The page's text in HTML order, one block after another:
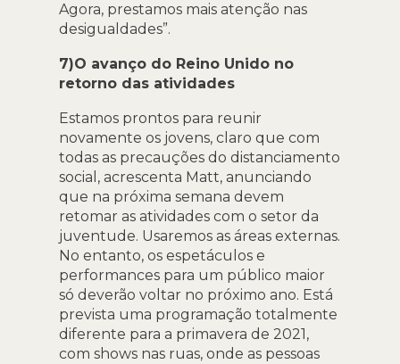
Agora, prestamos mais atenção nas
desigualdades”.
7)O avanço do Reino Unido no
retorno das atividades
Estamos prontos para reunir
novamente os jovens, claro que com
todas as precauções do distanciamento
social, acrescenta Matt, anunciando
que na próxima semana devem
retomar as atividades com o setor da
juventude. Usaremos as áreas externas.
No entanto, os espetáculos e
performances para um público maior
só deverão voltar no próximo ano. Está
prevista uma programação totalmente
diferente para a primavera de 2021,
com shows nas ruas, onde as pessoas